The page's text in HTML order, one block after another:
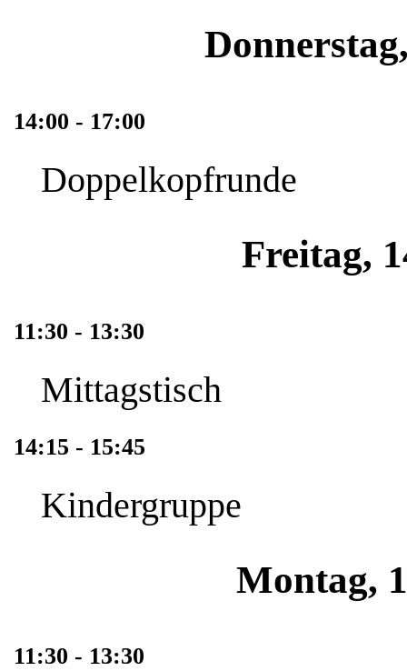
14:00 - 17:00
Doppelkopfrunde
Freitag,
11:30 - 13:30
Mittagstisch
14:15 - 15:45
Kindergruppe
Montag,
11:30 - 13:30